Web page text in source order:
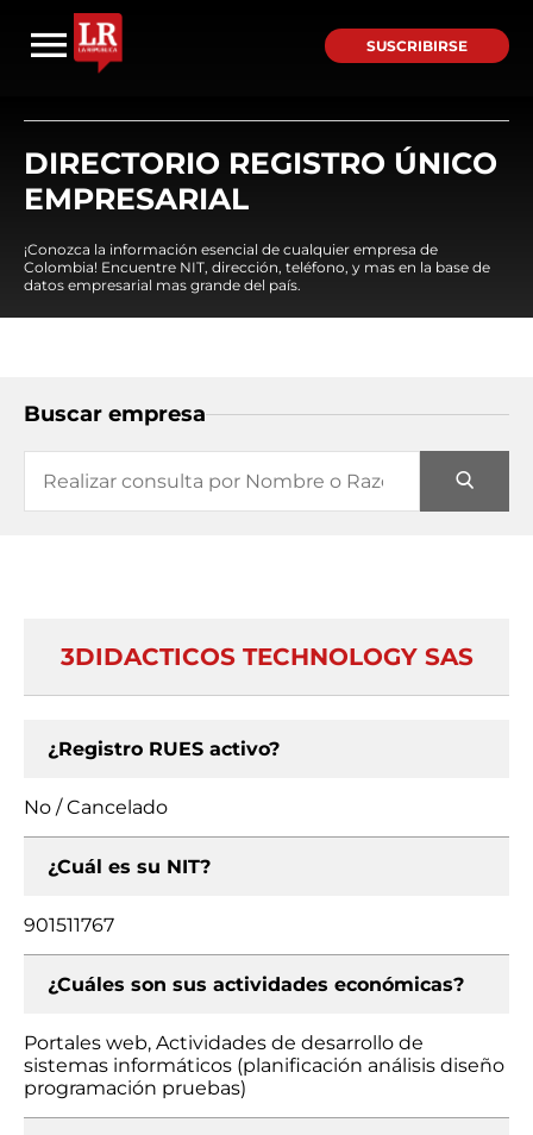
SUSCRIBIRSE
DIRECTORIO REGISTRO ÚNICO
EMPRESARIAL
¡Conozca la información esencial de cualquier empresa de
Colombia! Encuentre NIT, dirección, teléfono, y mas en la base de
datos empresarial mas grande del país.
Buscar empresa
3DIDACTICOS TECHNOLOGY SAS
¿Registro RUES activo?
No / Cancelado
¿Cuál es su NIT?
901511767
¿Cuáles son sus actividades económicas?
Portales web, Actividades de desarrollo de
sistemas informáticos (planificación análisis diseño
programación pruebas)